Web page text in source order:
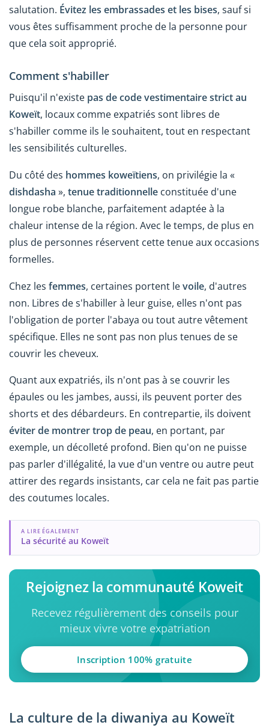
salutation. Évitez les embrassades et les bises, sauf si
vous êtes suffisamment proche de la personne pour
que cela soit approprié.
Comment s'habiller
Puisqu'il n'existe pas de code vestimentaire strict au
Koweït, locaux comme expatriés sont libres de
s'habiller comme ils le souhaitent, tout en respectant
les sensibilités culturelles.
Du côté des hommes koweïtiens, on privilégie la «
dishdasha », tenue traditionnelle constituée d'une
longue robe blanche, parfaitement adaptée à la
chaleur intense de la région. Avec le temps, de plus en
plus de personnes réservent cette tenue aux occasions
formelles.
Chez les femmes, certaines portent levoile, d'autres
non. Libres de s'habiller à leur guise, elles n'ont pas
l'obligation de porter l'abaya ou tout autre vêtement
spécifique. Elles ne sont pas non plus tenues de se
couvrir les cheveux.
Quant aux expatriés, ils n'ont pas à se couvrir les
épaules ou les jambes, aussi, ils peuvent porter des
shorts et des débardeurs. En contrepartie, ils doivent
éviter de montrer trop de peau, en portant, par
exemple, un décolleté profond. Bien qu'on ne puisse
pas parler d'illégalité, la vue d'un ventre ou autre peut
attirer des regards insistants, car cela ne fait pas partie
des coutumes locales.
A LIRE ÉGALEMENT
La sécurité au Koweït
Rejoignez la communauté Koweit
Recevez régulièrement des conseils pour
mieux vivre votre expatriation
Inscription 100% gratuite
La culture de la diwaniya au Koweït